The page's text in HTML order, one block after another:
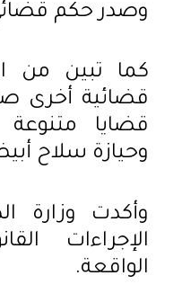
وصدر حكم
كما تبين من
قضائية أخرى
قضايا
وحيازة سلاح
وأكدت وزارة
الإجراءات
الواقعة.